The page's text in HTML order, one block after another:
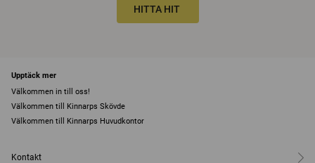
HITTA HIT
Upptäck mer
Välkommen in till oss!
Välkommen till Kinnarps Skövde
Välkommen till Kinnarps Huvudkontor
Kontakt